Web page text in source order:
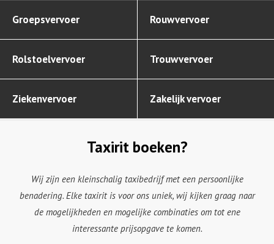
Groepsvervoer Rouwvervoer
Rolstoelvervoer Trouwvervoer
Ziekenvervoer Zakelijk vervoer
Taxirit boeken?
Wij zijn een kleinschalig taxibedrijf met een persoonlijke
benadering. Elke taxirit is voor ons uniek, wij kijken graag naar
de mogelijkheden en mogelijke combinaties om tot ene
interessante prijsopgave te komen.